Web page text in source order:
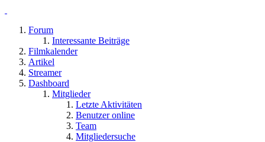
Forum
Interessante Beiträge
Filmkalender
Artikel
Streamer
Dashboard
Mitglieder
Letzte Aktivitäten
Benutzer online
Team
Mitgliedersuche